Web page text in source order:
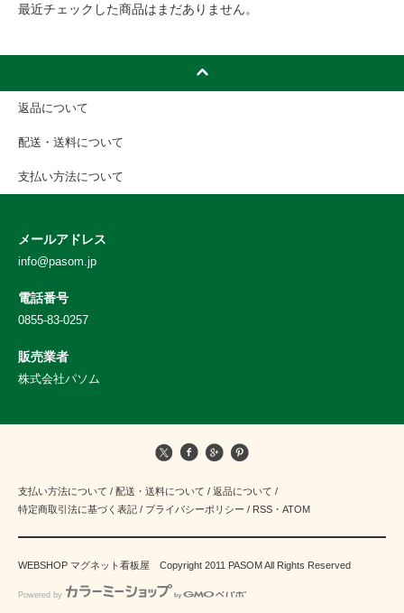
最近チェックした商品はまだありません。
返品について
配送・送料について
支払い方法について
メールアドレス
info@pasom.jp
電話番号
0855-83-0257
販売業者
株式会社パソム
支払い方法について / 配送・送料について / 返品について /
特定商取引法に基づく表記 / プライバシーポリシー / RSS ・ ATOM
WEBSHOP マグネット看板屋 Copyright 2011 PASOM All Rights Reserved
Powered by